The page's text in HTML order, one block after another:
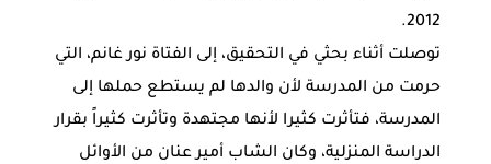
2012.
توصلت أثناء بحثي في التحقيق، إلى الفتاة نور غانم، التي
حرمت من المدرسة لأن والدها لم يستطع حملها إلى
المدرسة، فتأثرت كثيرا لأنها مجتهدة وتأثرت كثيراً بقرار
الدراسة المنزلية، وكان الشاب أمير عنان من الأوائل